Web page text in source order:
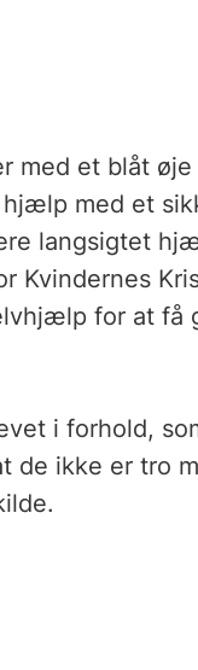
med et blåt
med et
langsigtet
Kvindernes
for at få
i forhold,
ikke er tro